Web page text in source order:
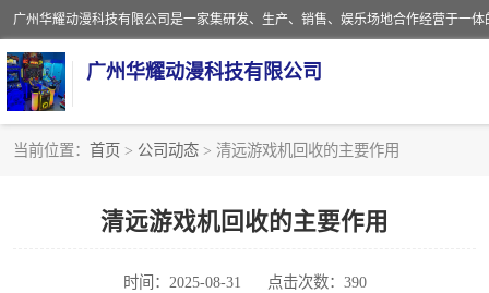
广州华耀动漫科技有限公司
当前位置： 首页 > 公司动态 > 清远游戏机回收的主要作用
清远游戏机回收的主要作用
时间：2025-08-31 点击次数：390